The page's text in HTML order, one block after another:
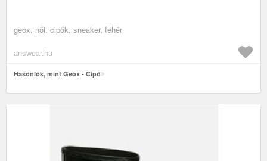
geox, női, cipők, sneaker, fehér
answear.hu
Hasonlók, mint Geox - Cipő